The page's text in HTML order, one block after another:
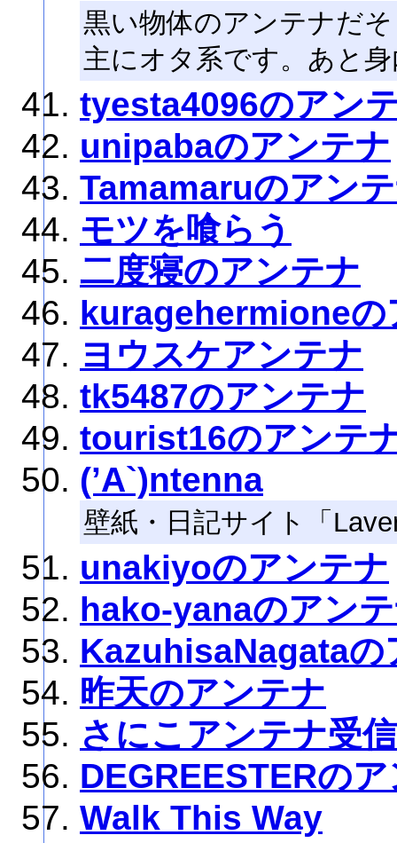
黒い物体のアンテナだ
主にオタ系です。あと
tyesta4096のアン
unipabaのアンテナ
Tamamaruのアン
モツを喰らう
二度寝のアンテナ
kuragehermioneの
ヨウスケアンテナ
tk5487のアンテナ
tourist16のアンテ
(’A`)ntenna
壁紙・日記サイト「
unakiyoのアンテナ
hako-yanaのアン
KazuhisaNagataの
昨天のアンテナ
さにこアンテナ受
DEGREESTERの
Walk This Way